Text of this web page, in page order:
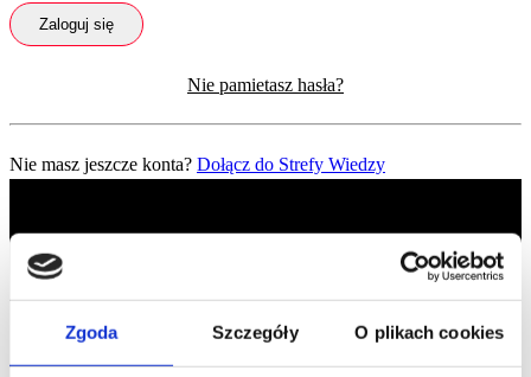
Zgoda Szczegóły O plikach cookies
Zaloguj się
Nie pamietasz hasła?
Nie masz jeszcze konta? Dołącz do Strefy Wiedzy